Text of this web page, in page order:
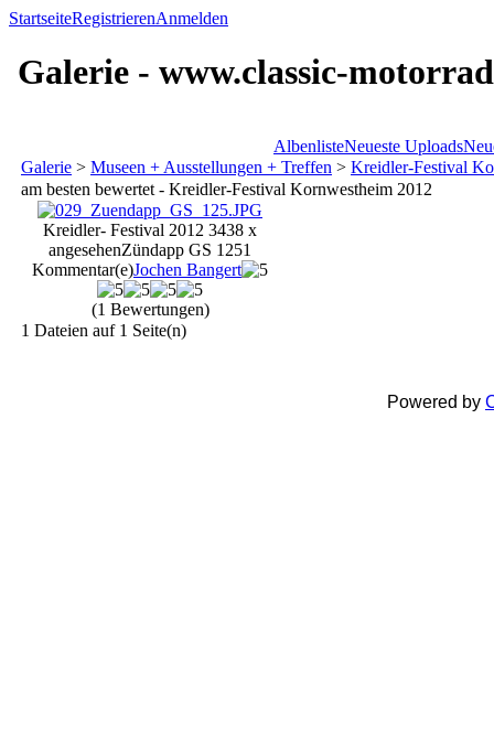
StartseiteRegistrierenAnmelden
Galerie - www.classic-
AlbenlisteNeueste Uploads
Galerie > Museen + Ausstellungen + Treffen > Kreidler-Festival
am besten bewertet - Kreidler-Festival Kornwestheim 2012
Kreidler- Festival 2012 3438 x
angesehenZündapp GS 1251
Kommentar(e)Jochen Bangert
(1 Bewertungen)
1 Dateien auf 1 Seite(n)
Powered by